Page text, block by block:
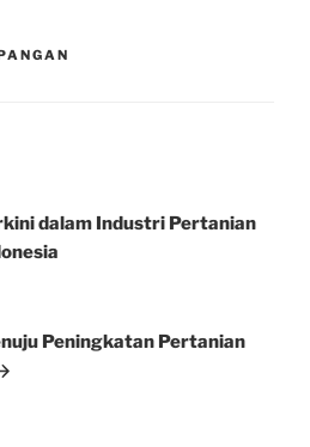
dalam Industri Pertanian
Peningkatan Pertanian